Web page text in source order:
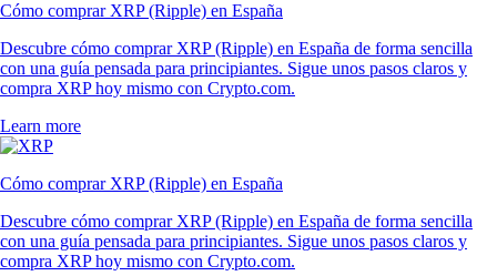
Cómo comprar XRP (Ripple) en España
Descubre cómo comprar XRP (Ripple) en España de forma sencilla
con una guía pensada para principiantes. Sigue unos pasos claros y
compra XRP hoy mismo con Crypto.com.
Learn more
Cómo comprar XRP (Ripple) en España
Descubre cómo comprar XRP (Ripple) en España de forma sencilla
con una guía pensada para principiantes. Sigue unos pasos claros y
compra XRP hoy mismo con Crypto.com.